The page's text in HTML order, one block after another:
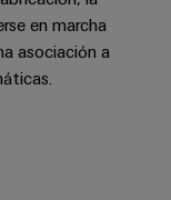
en marcha
asociación a